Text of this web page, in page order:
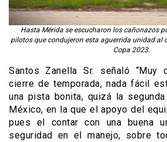
Hasta Mérida se escucharon los cañonazos
pilotos que condujeron esta aguerrida unidad al
Copa 2023.
Santos Zanella Sr. señaló “Muy
cierre de temporada, nada fácil
una pista bonita, quizá la
México, en la que el apoyo del
pues el contar con una buena
seguridad en el manejo, sobre